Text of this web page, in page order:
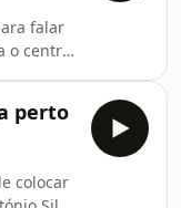
falar
o centro
vai
perto
colocar